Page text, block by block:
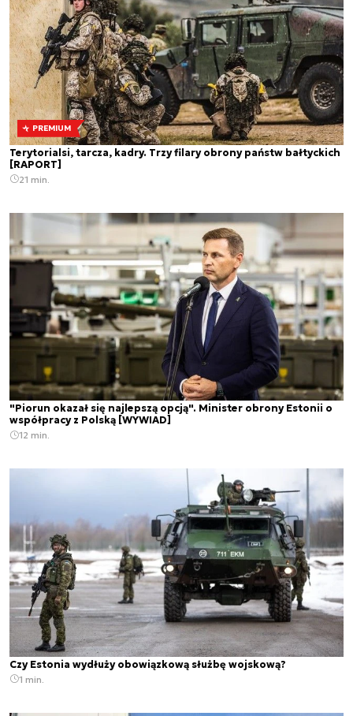
PREMIUM
Terytorialsi, tarcza, kadry. Trzy filary obrony państw bałtyckich
[RAPORT]
21 min.
"Piorun okazał się najlepszą opcją". Minister obrony Estonii o
współpracy z Polską [WYWIAD]
12 min.
Czy Estonia wydłuży obowiązkową służbę wojskową?
1 min.